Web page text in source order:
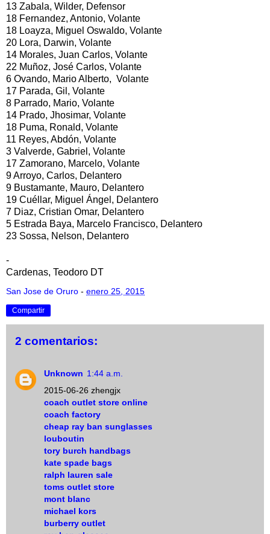
13 Zabala, Wilder, Defensor
18 Fernandez, Antonio, Volante
18 Loayza, Miguel Oswaldo, Volante
20 Lora, Darwin, Volante
14 Morales, Juan Carlos, Volante
22 Muñoz, José Carlos, Volante
6 Ovando, Mario Alberto, Volante
17 Parada, Gil, Volante
8 Parrado, Mario, Volante
14 Prado, Jhosimar, Volante
18 Puma, Ronald, Volante
11 Reyes, Abdón, Volante
3 Valverde, Gabriel, Volante
17 Zamorano, Marcelo, Volante
9 Arroyo, Carlos, Delantero
9 Bustamante, Mauro, Delantero
19 Cuéllar, Miguel Ángel, Delantero
7 Diaz, Cristian Omar, Delantero
5 Estrada Baya, Marcelo Francisco, Delantero
23 Sossa, Nelson, Delantero
-
Cardenas, Teodoro DT
San Jose de Oruro - enero 25, 2015
Compartir
2 comentarios:
Unknown 1:44 a.m.
2015-06-26 zhengjx
coach outlet store online
coach factory
cheap ray ban sunglasses
louboutin
tory burch handbags
kate spade bags
ralph lauren sale
toms outlet store
mont blanc
michael kors
burberry outlet